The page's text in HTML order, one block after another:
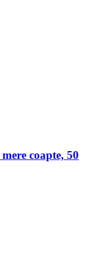
coapte, 50